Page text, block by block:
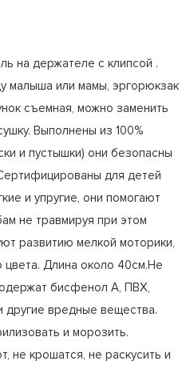
на держателе с клипсой .
малыша или мамы, эргорюкзак
съемная, можно заменить
Выполнены из 100%
и пустышки) они безопасны
для детей
и упругие, они помогают
не травмируя при этом
развитию мелкой моторики,
цвета. Длина около 40см.Не
бисфенол А, ПВХ,
другие вредные вещества.
и морозить.
не крошатся, не раскусить и